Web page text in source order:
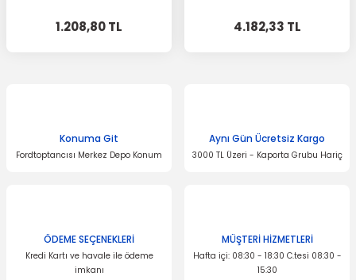
1.208,80 TL 4.182,33 TL
Konuma Git
Fordtoptancısı Merkez Depo Konum
Aynı Gün Ücretsiz Kargo
3000 TL Üzeri - Kaporta Grubu Hariç
ÖDEME SEÇENEKLERİ
Kredi Kartı ve havale ile ödeme
imkanı
MÜŞTERİ HİZMETLERİ
Hafta içi: 08:30 - 18:30 C.tesi 08:30 -
15:30